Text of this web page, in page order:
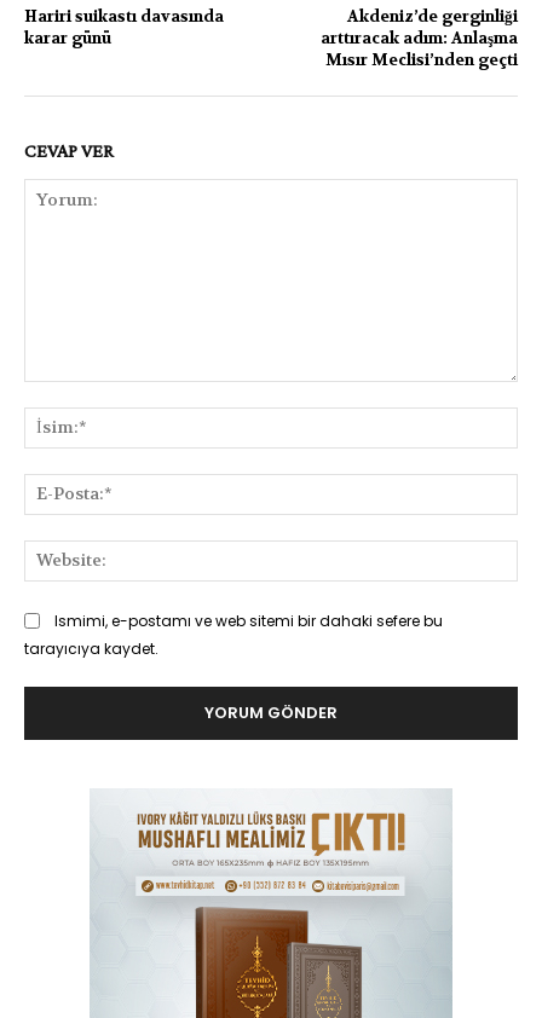
Hariri suikastı davasında
karar günü
Akdeniz’de gerginliği
arttıracak adım: Anlaşma
Mısır Meclisi’nden geçti
CEVAP VER
Ismimi, e-postamı ve web sitemi bir dahaki sefere bu
tarayıcıya kaydet.